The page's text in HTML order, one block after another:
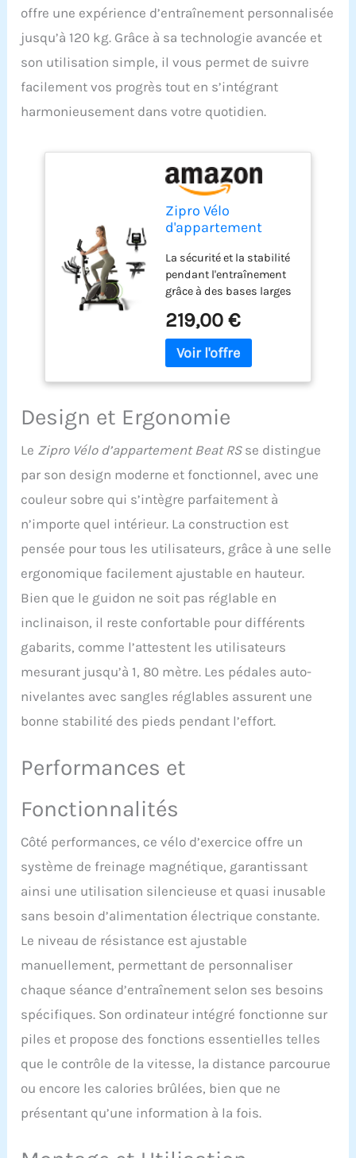
offre une expérience d’entraînement personnalisée
jusqu’à 120 kg. Grâce à sa technologie avancée et
son utilisation simple, il vous permet de suivre
facilement vos progrès tout en s’intégrant
harmonieusement dans votre quotidien.
Zipro Vélo
d'appartement
Fitness, Vélo
d'appartement
magnétique,
Ergomètre jusqu'à
150 kg, Vélo
d'intérieur, Vélo
d'entraînement à
domicile, Ergomètre
La sécurité et la stabilité
pendant l'entraînement
grâce à des bases larges
magnétique est une
garantie de fiabilité et de
fonctionnement sans
pratique de la résistance
sur 8 niveaux.
un écran facile à lire et
des fonctionnalités
pratiques pour suivre
votre entraînement et vos
résultats. Le carter
d'insonorisation de la
roue d'inertie complète le
confort d’utilisation
219,00 €
Design et Ergonomie
Le Zipro Vélo d’appartement Beat RSse distingue
par son design moderne et fonctionnel, avec une
couleur sobre qui s’intègre parfaitement à
n’importe quel intérieur. La construction est
pensée pour tous les utilisateurs, grâce à une selle
ergonomique facilement ajustable en hauteur.
Bien que le guidon ne soit pas réglable en
inclinaison, il reste confortable pour différents
gabarits, comme l’attestent les utilisateurs
mesurant jusqu’à 1, 80 mètre. Les pédales auto-
nivelantes avec sangles réglables assurent une
bonne stabilité des pieds pendant l’effort.
Performances et
Fonctionnalités
Côté performances, ce vélo d’exercice offre un
système de freinage magnétique, garantissant
ainsi une utilisation silencieuse et quasi inusable
sans besoin d’alimentation électrique constante.
Le niveau de résistance est ajustable
manuellement, permettant de personnaliser
chaque séance d’entraînement selon ses besoins
spécifiques. Son ordinateur intégré fonctionne sur
piles et propose des fonctions essentielles telles
que le contrôle de la vitesse, la distance parcourue
ou encore les calories brûlées, bien que ne
présentant qu’une information à la fois.